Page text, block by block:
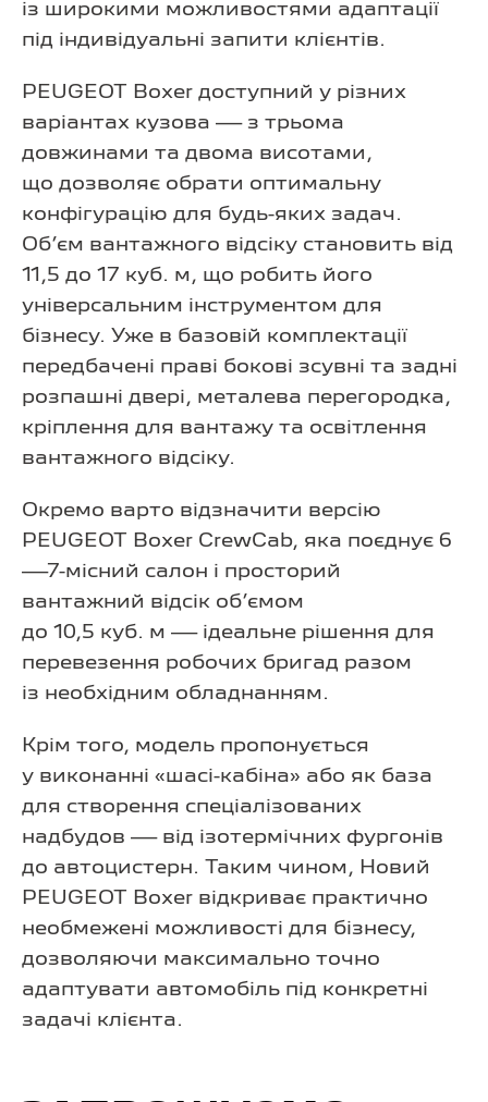
із широкими можливостями адаптації
під індивідуальні запити клієнтів.
PEUGEOT Boxer доступний у різних
варіантах кузова — з трьома
довжинами та двома висотами,
що дозволяє обрати оптимальну
конфігурацію для будь-яких задач.
Об’єм вантажного відсіку становить від
11,5 до 17 куб. м, що робить його
універсальним інструментом для
бізнесу. Уже в базовій комплектації
передбачені праві бокові зсувні та задні
розпашні двері, металева перегородка,
кріплення для вантажу та освітлення
вантажного відсіку.
Окремо варто відзначити версію
PEUGEOT Boxer CrewCab, яка поєднує 6
—7-місний салон і просторий
вантажний відсік об’ємом
до 10,5 куб. м — ідеальне рішення для
перевезення робочих бригад разом
із необхідним обладнанням.
Крім того, модель пропонується
у виконанні «шасі-кабіна» або як база
для створення спеціалізованих
надбудов — від ізотермічних фургонів
до автоцистерн. Таким чином, Новий
PEUGEOT Boxer відкриває практично
необмежені можливості для бізнесу,
дозволяючи максимально точно
адаптувати автомобіль під конкретні
задачі клієнта.